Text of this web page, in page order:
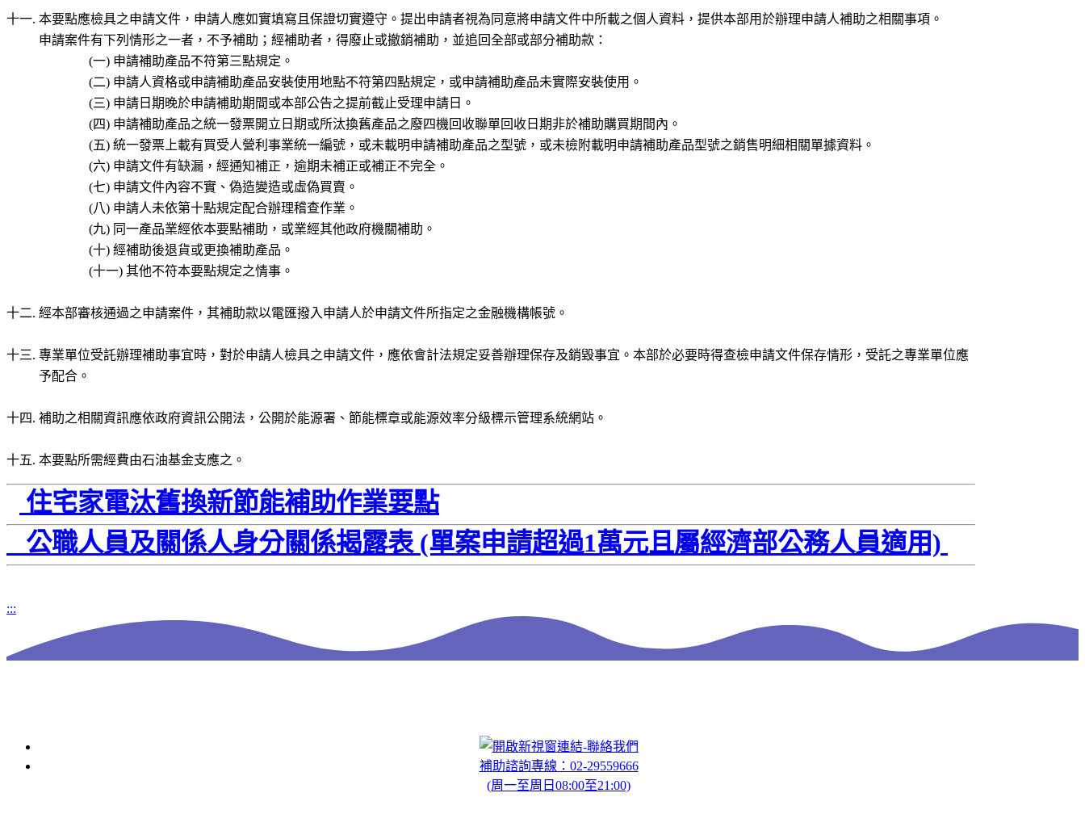
本要點應檢具之申請文件，申請人應如實填寫且保證切實遵守。提出申請者視為同意將申請文件中所載之個人資料，提供本部用於辦理申請人補助之相關事項。
申請案件有下列情形之一者，不予補助；經補助者，得廢止或撤銷補助，並追回全部或部分補助款：
申請補助產品不符第三點規定。
申請人資格或申請補助產品安裝使用地點不符第四點規定，或申請補助產品未實際安裝使用。
申請日期晚於申請補助期間或本部公告之提前截止受理申請日。
申請補助產品之統一發票開立日期或所汰換舊產品之廢四機回收聯單回收日期非於補助購買期間內。
統一發票上載有買受人營利事業統一編號，或未載明申請補助產品之型號，或未檢附載明申請補助產品型號之銷售明細相關單據資料。
申請文件有缺漏，經通知補正，逾期未補正或補正不完全。
申請文件內容不實、偽造變造或虛偽買賣。
申請人未依第十點規定配合辦理稽查作業。
同一產品業經依本要點補助，或業經其他政府機關補助。
經補助後退貨或更換補助產品。
其他不符本要點規定之情事。
經本部審核通過之申請案件，其補助款以電匯撥入申請人於申請文件所指定之金融機構帳號。
專業單位受託辦理補助事宜時，對於申請人檢具之申請文件，應依會計法規定妥善辦理保存及銷毀事宜。本部於必要時得查檢申請文件保存情形，受託之專業單位應
予配合。
補助之相關資訊應依政府資訊公開法，公開於能源署、節能標章或能源效率分級標示管理系統網站。
本要點所需經費由石油基金支應之。
住宅家電汰舊換新節能補助作業要點
公職人員及關係人身分關係揭露表 (單案申請超過1萬元且屬經濟部公務人員適用)
:::
補助諮詢專線：02-29559666
(周一至周日08:00至21:00)